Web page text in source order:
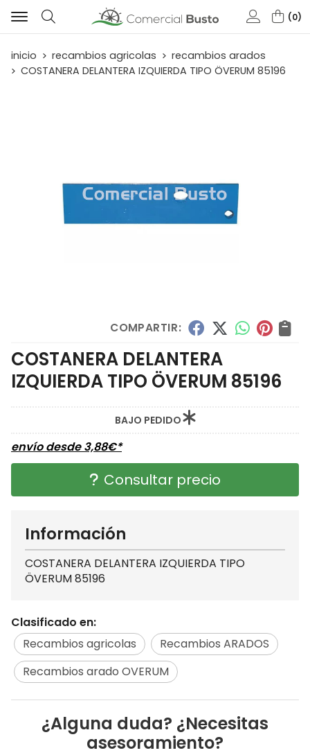
Buscar
0
inicio recambios agricolas
recambios arados
COSTANERA DELANTERA IZQUIERDA TIPO ÖVERUM 85196
COMPARTIR:
COSTANERA DELANTERA
IZQUIERDA TIPO ÖVERUM 85196
BAJO PEDIDO
envío desde3,88€*
Consultar precio
Información
COSTANERA DELANTERA IZQUIERDA TIPO
ÖVERUM 85196
Clasificado en:
Recambios agricolas
Recambios ARADOS
Recambios arado OVERUM
¿Alguna duda? ¿Necesitas
asesoramiento?